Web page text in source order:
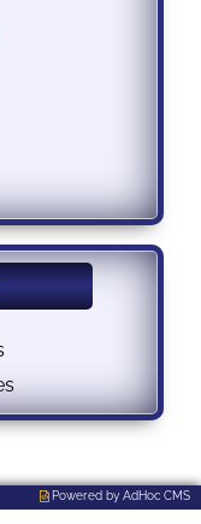
Powered byAdHoc CMS